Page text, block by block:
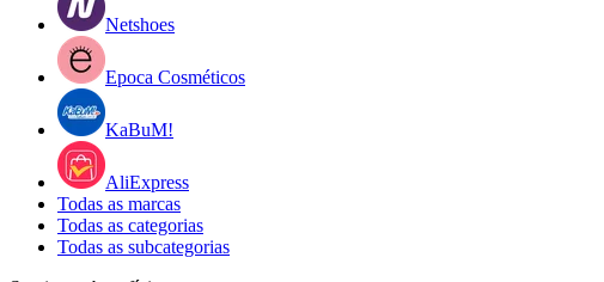
Netshoes
Epoca Cosméticos
KaBuM!
AliExpress
Todas as marcas
Todas as categorias
Todas as subcategorias